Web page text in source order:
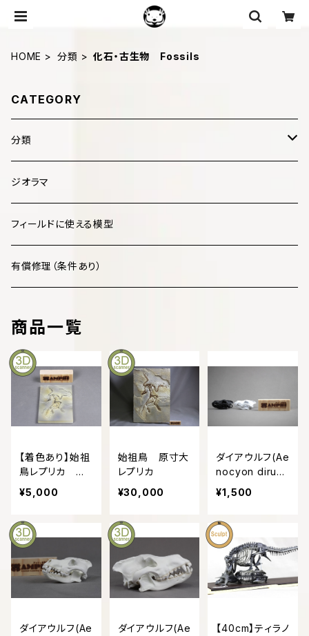
HOME 分類 化石・古生物 Fossils
CATEGORY
分類
哺乳類 Mammalia
鳥類 Aves
爬虫類 Reptilia
魚類 Pisces
化石・古生物 Fossils
マダニ科
ジオラマ
フィールドに使える模型
有償修理（条件あり）
商品一覧
【着色あり】始祖
鳥レプリカ 約1
2㎝
¥5,000
始祖鳥 原寸大
レプリカ
¥30,000
ダイアウルフ(Ae
nocyon dirus)
復元頭骨模型
6㎝サイズ
¥1,500
ダイアウルフ(Ae
ダイアウルフ(Ae
【40cm】ティラノ